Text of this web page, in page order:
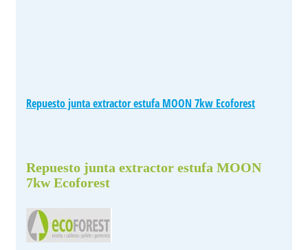
Repuesto junta extractor estufa MOON 7kw Ecoforest
Repuesto junta extractor estufa MOON
7kw Ecoforest